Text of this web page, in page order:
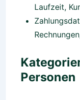
Laufzeit,
Personen